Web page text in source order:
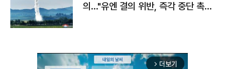
의…"유엔 결의 위반, 즉각 중단 촉
arrow_forward_ios 더보기